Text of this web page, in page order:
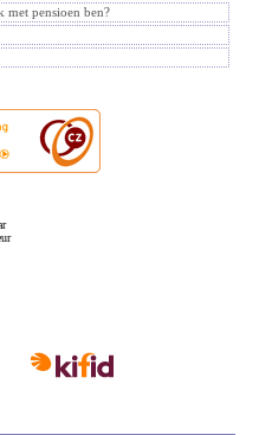
met pensioen ben?